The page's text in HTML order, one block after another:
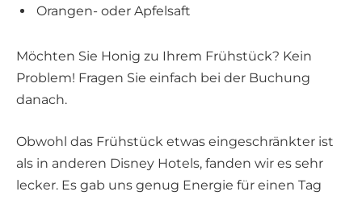
Orangen- oder Apfelsaft
Möchten Sie Honig zu Ihrem Frühstück? Kein
Problem! Fragen Sie einfach bei der Buchung
danach.
Obwohl das Frühstück etwas eingeschränkter ist
als in anderen Disney Hotels, fanden wir es sehr
lecker. Es gab uns genug Energie für einen Tag